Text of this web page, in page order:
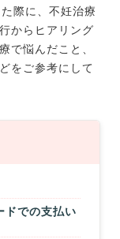
際に、不妊治療
からヒアリング
で悩んだこと、
をご参考にして
ドでの支払い